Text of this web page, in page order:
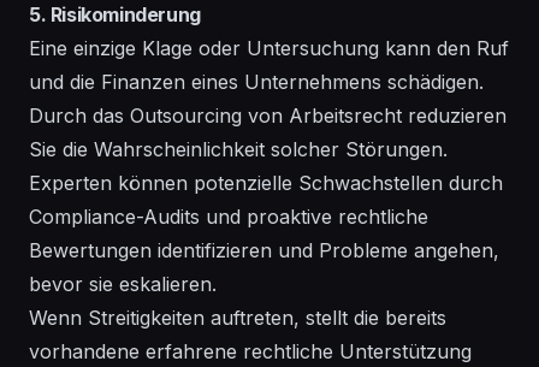
5. Risikominderung
Eine einzige Klage oder Untersuchung kann den Ruf
und die Finanzen eines Unternehmens schädigen.
Durch das Outsourcing von Arbeitsrecht reduzieren
Sie die Wahrscheinlichkeit solcher Störungen.
Experten können potenzielle Schwachstellen durch
Compliance-Audits und proaktive rechtliche
Bewertungen identifizieren und Probleme angehen,
bevor sie eskalieren.
Wenn Streitigkeiten auftreten, stellt die bereits
vorhandene erfahrene rechtliche Unterstützung